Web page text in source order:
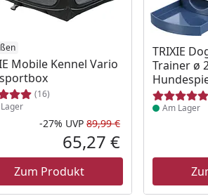
Mobile Kennel Vario
(16)
am Lager
Rabatt in Prozent
-27%
Ursprünglicher
UVP 89,99 €
Aktueller Preis
65,27 €
Zum Produkt
TRIXIE
Trainer ø
Produkt
Am Lager